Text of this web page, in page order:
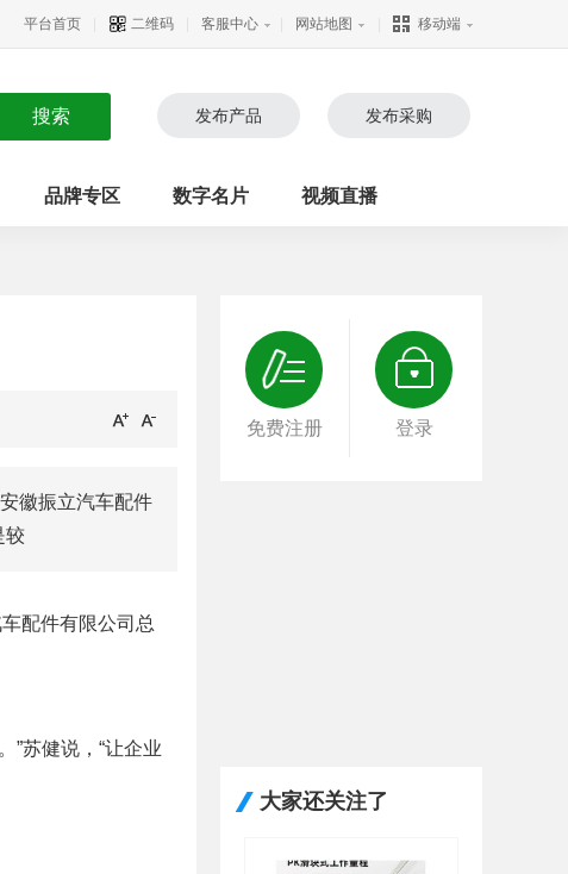
平台首页 二维码 客服中心 网站地图 移动端
发布产品 发布采购
品牌专区 数字名片 视频直播
徽振立汽车配件
较
配件有限公司总
苏健说，“让企业
免费注册 登录
大家还关注了